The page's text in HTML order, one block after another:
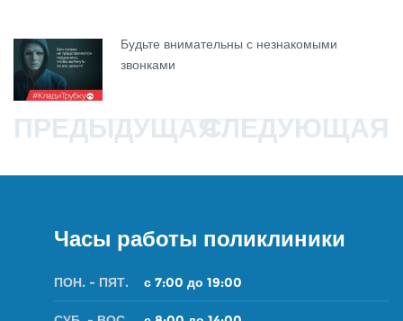
Будьте внимательны с незнакомыми
звонками
ПРЕДЫДУЩАЯСЛЕДУЮЩАЯ
Часы работы поликлиники
ПОН. - ПЯТ. с 7:00 до 19:00